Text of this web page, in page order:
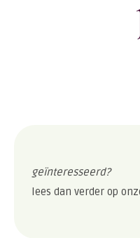
geïnteresseerd?
lees dan verder op